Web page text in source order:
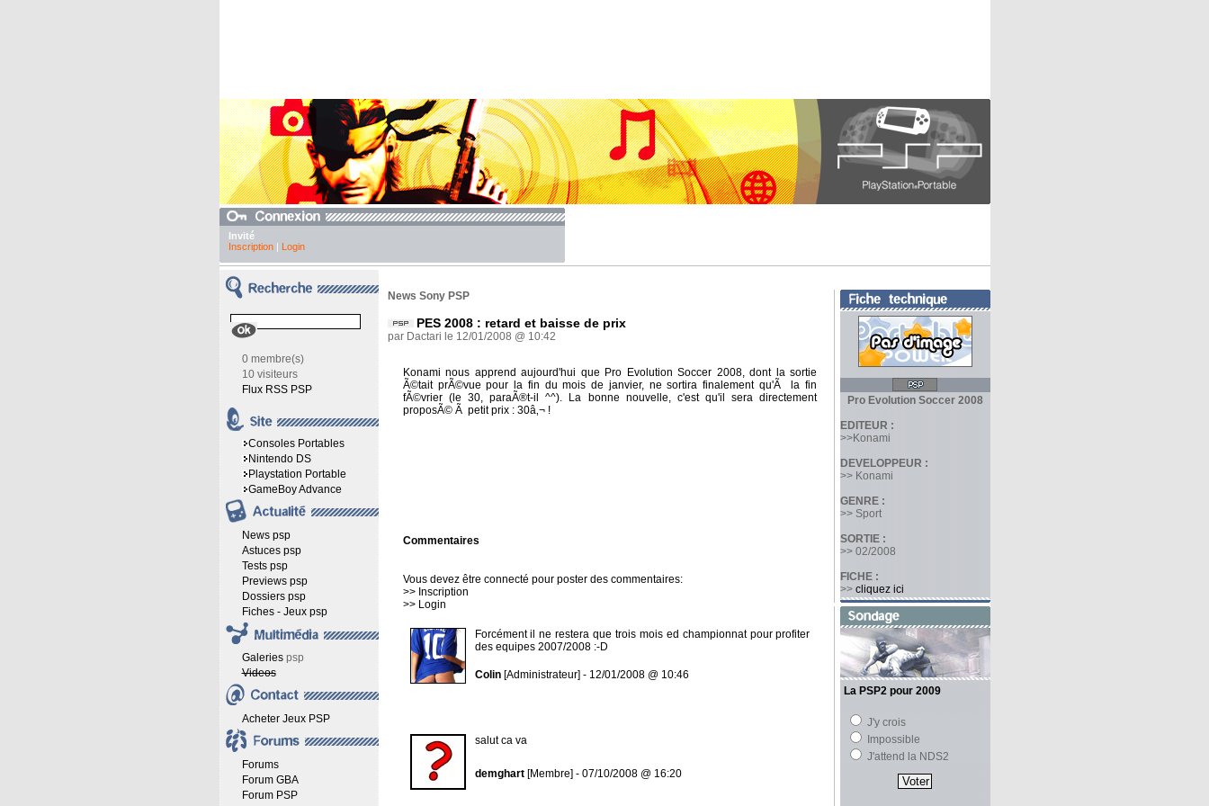
Invité
Inscription| Login
0 membre(s)
10 visiteurs
Flux RSS PSP
Consoles Portables
Nintendo DS
Playstation Portable
GameBoy Advance
News psp
Astuces psp
Tests psp
Previews psp
Dossiers psp
Fiches - Jeux psp
Galeriespsp
Videos
Acheter Jeux PSP
Forums
Forum GBA
Forum PSP
News Sony PSP
PES 2008 : retard et baisse de prix
par Dactari le 12/01/2008 @ 10:42
Konami nous apprend aujourd'hui que Pro Evolution Soccer 2008, dont la sortie
Ã©tait prÃ©vue pour la fin du mois de janvier, ne sortira finalement qu'Ã la fin
fÃ©vrier (le 30, paraÃ®t-il ^^). La bonne nouvelle, c'est qu'il sera directement
proposÃ© Ã petit prix : 30â‚¬ !
Commentaires
Vous devez être connecté pour poster des commentaires:
>> Inscription
>> Login
Forcément il ne restera que trois mois ed championnat pour profiter
des equipes 2007/2008 :-D
Colin[Administrateur] - 12/01/2008 @ 10:46
salut ca va
demghart[Membre] - 07/10/2008 @ 16:20
Pro Evolution Soccer 2008
EDITEUR :
>>Konami
DEVELOPPEUR :
>> Konami
GENRE :
>> Sport
SORTIE :
>> 02/2008
FICHE :
>> cliquez ici
La PSP2 pour 2009
J'y crois
Impossible
J'attend la NDS2